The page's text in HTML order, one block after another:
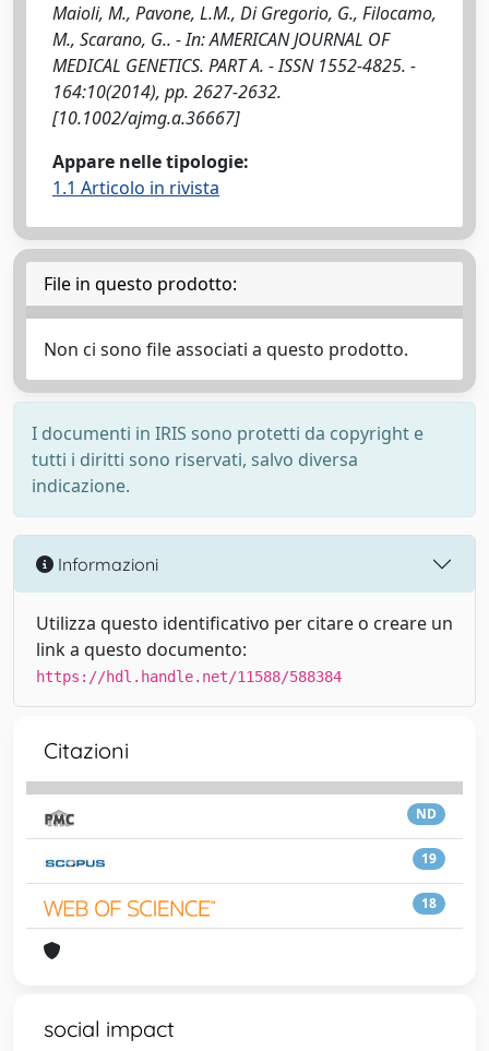
Maioli, M., Pavone, L.M., Di Gregorio, G., Filocamo,
M., Scarano, G.. - In: AMERICAN JOURNAL OF
MEDICAL GENETICS. PART A. - ISSN 1552-4825. -
164:10(2014), pp. 2627-2632.
[10.1002/ajmg.a.36667]
Appare nelle tipologie:
1.1 Articolo in rivista
File in questo prodotto:
Non ci sono file associati a questo prodotto.
I documenti in IRIS sono protetti da copyright e
tutti i diritti sono riservati, salvo diversa
indicazione.
Informazioni
Utilizza questo identificativo per citare o creare un
link a questo documento:
https://hdl.handle.net/11588/588384
Citazioni
ND
19
18
social impact